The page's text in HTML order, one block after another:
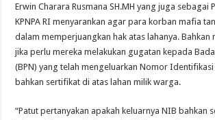
Erwin Charara Rusmana SH.MH yang juga sebagai
KPNPA RI menyarankan agar para korban mafia
dalam memperjuangkan hak atas lahanya. Bahkan
jika perlu mereka melakukan gugatan kepada
(BPN) yang telah mengeluarkan Nomor
bahkan sertifikat di atas lahan milik warga.
“Patut pertanyakan apakah keluarnya NIB bahkan